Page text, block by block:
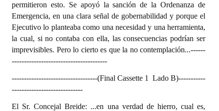
permitieron esto. Se apoyó la sanción de la Ordenanza de
Emergencia, en una clara señal de gobernabilidad y porque el
Ejecutivo lo planteaba como una necesidad y una herramienta,
la cual, si no contaba con ella, las consecuencias podrían ser
imprevisibles. Pero lo cierto es que la no contemplación...------
---------------------------------------
-----------------------------------(Final Cassette 1  Lado B)-----------
-----------------------------
El Sr. Concejal Breide: ...en una verdad de hierro, cual es,